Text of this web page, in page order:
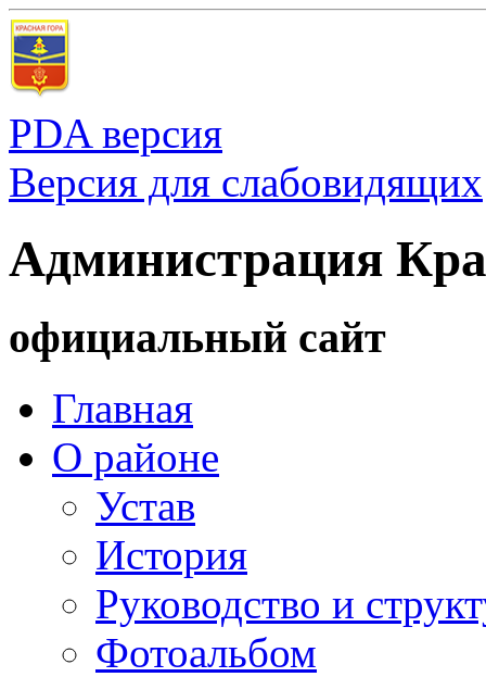
PDA версия
Версия для слабовидящих
Администрация
официальный сайт
Главная
О районе
Устав
История
Руководство и
Фотоальбом